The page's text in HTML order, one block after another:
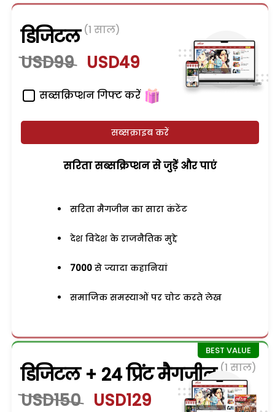
डिजिटल (1 साल)
USD99 USD49
सब्सक्रिप्शन गिफ्ट करें
सब्सक्राइब करें
सरिता सब्सक्रिप्शन से जुड़ेें और पाएं
सरिता मैगजीन का सारा कंटेंट
देश विदेश के राजनैतिक मुद्दे
7000 से ज्यादा कहानियां
समाजिक समस्याओं पर चोट करते लेख
डिजिटल + 24 प्रिंट मैगजीन (1 साल)
USD150 USD129